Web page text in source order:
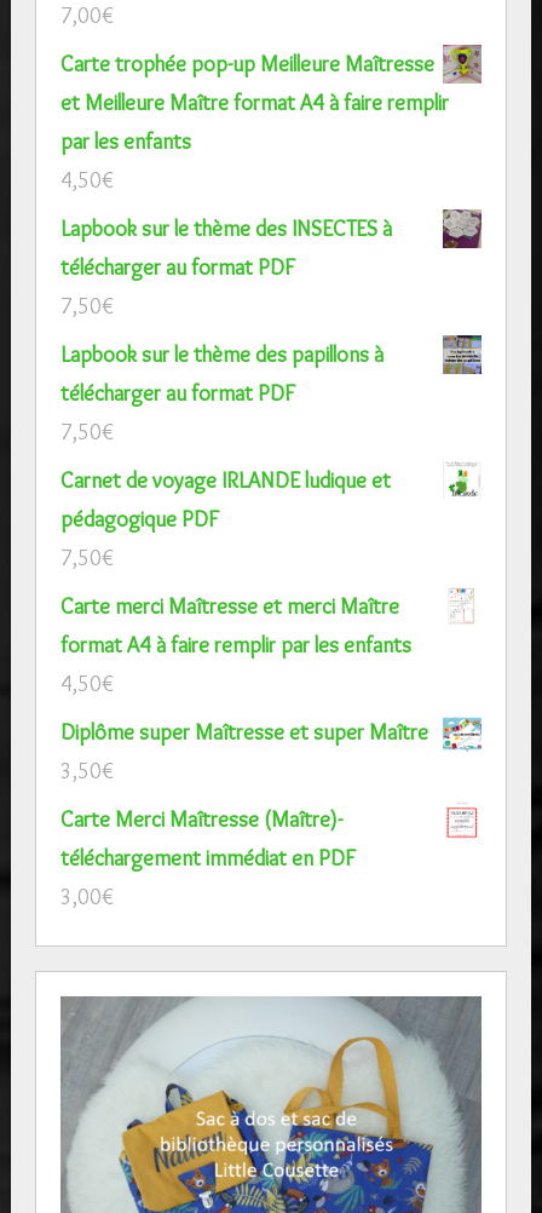
7,00€
Carte trophée pop-up Meilleure Maîtresse
et Meilleure Maître format A4 à faire remplir
par les enfants
4,50€
Lapbook sur le thème des INSECTES à
télécharger au format PDF
7,50€
Lapbook sur le thème des papillons à
télécharger au format PDF
7,50€
Carnet de voyage IRLANDE ludique et
pédagogique PDF
7,50€
Carte merci Maîtresse et merci Maître
format A4 à faire remplir par les enfants
4,50€
Diplôme super Maîtresse et super Maître
3,50€
Carte Merci Maîtresse (Maître)-
téléchargement immédiat en PDF
3,00€